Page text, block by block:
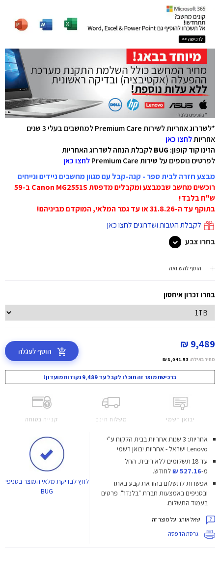
*לשדרוג אחריות לשירות Premium Care למחשבים בעלי 3 שנים
אחריותלחצו כאן
הזינו קוד קופון: BUGלקבלת הנחה לשדרוג האחריות
לפרטים נוספים על שירות Premium Care
לחצו כאן
מבצע חזרה לבית ספר - קנה-קבל עם מגוון מחשבים ניידים ונייחים
רוכשים מחשב שבמבצע ומקבלים מדפסת Canon MG2551S ב-59
ש"ח בלבד!
בתוקף עד ה-31.8.26 או עד גמר המלאי, המוקדם מביניהם!
לקבלת הטבות ושדרוגים לחצו כאן
בחרו צבע
הוסף להשוואה
בחרו זכרון איחסון
9,489 ₪
מחיר באילת: 8,041.53 ₪
הוסף לעגלה
ברכישת מוצר זה תוכלו לקבל עד 9,489 נקודות מועדון!
יבואן רשמי משלוח חינם קנייה בטוחה
אחריות: 3 שנות אחריות בבית הלקוח ע"י
Lenovo ישראל - אחריות יבואן רשמי
עד 18 תשלומים ללא ריבית.
החל
מ-527.16 ₪
לחודש.
אפשרות לתשלום בהוראת קבע באתר
ובסניפים באמצעות חברת "בלנדר". פרטים
בעמוד התשלום.
שאל אותנו על מוצר זה
גרסת הדפסה
לחץלבדיקת מלאי המוצר בסניפי
BUG